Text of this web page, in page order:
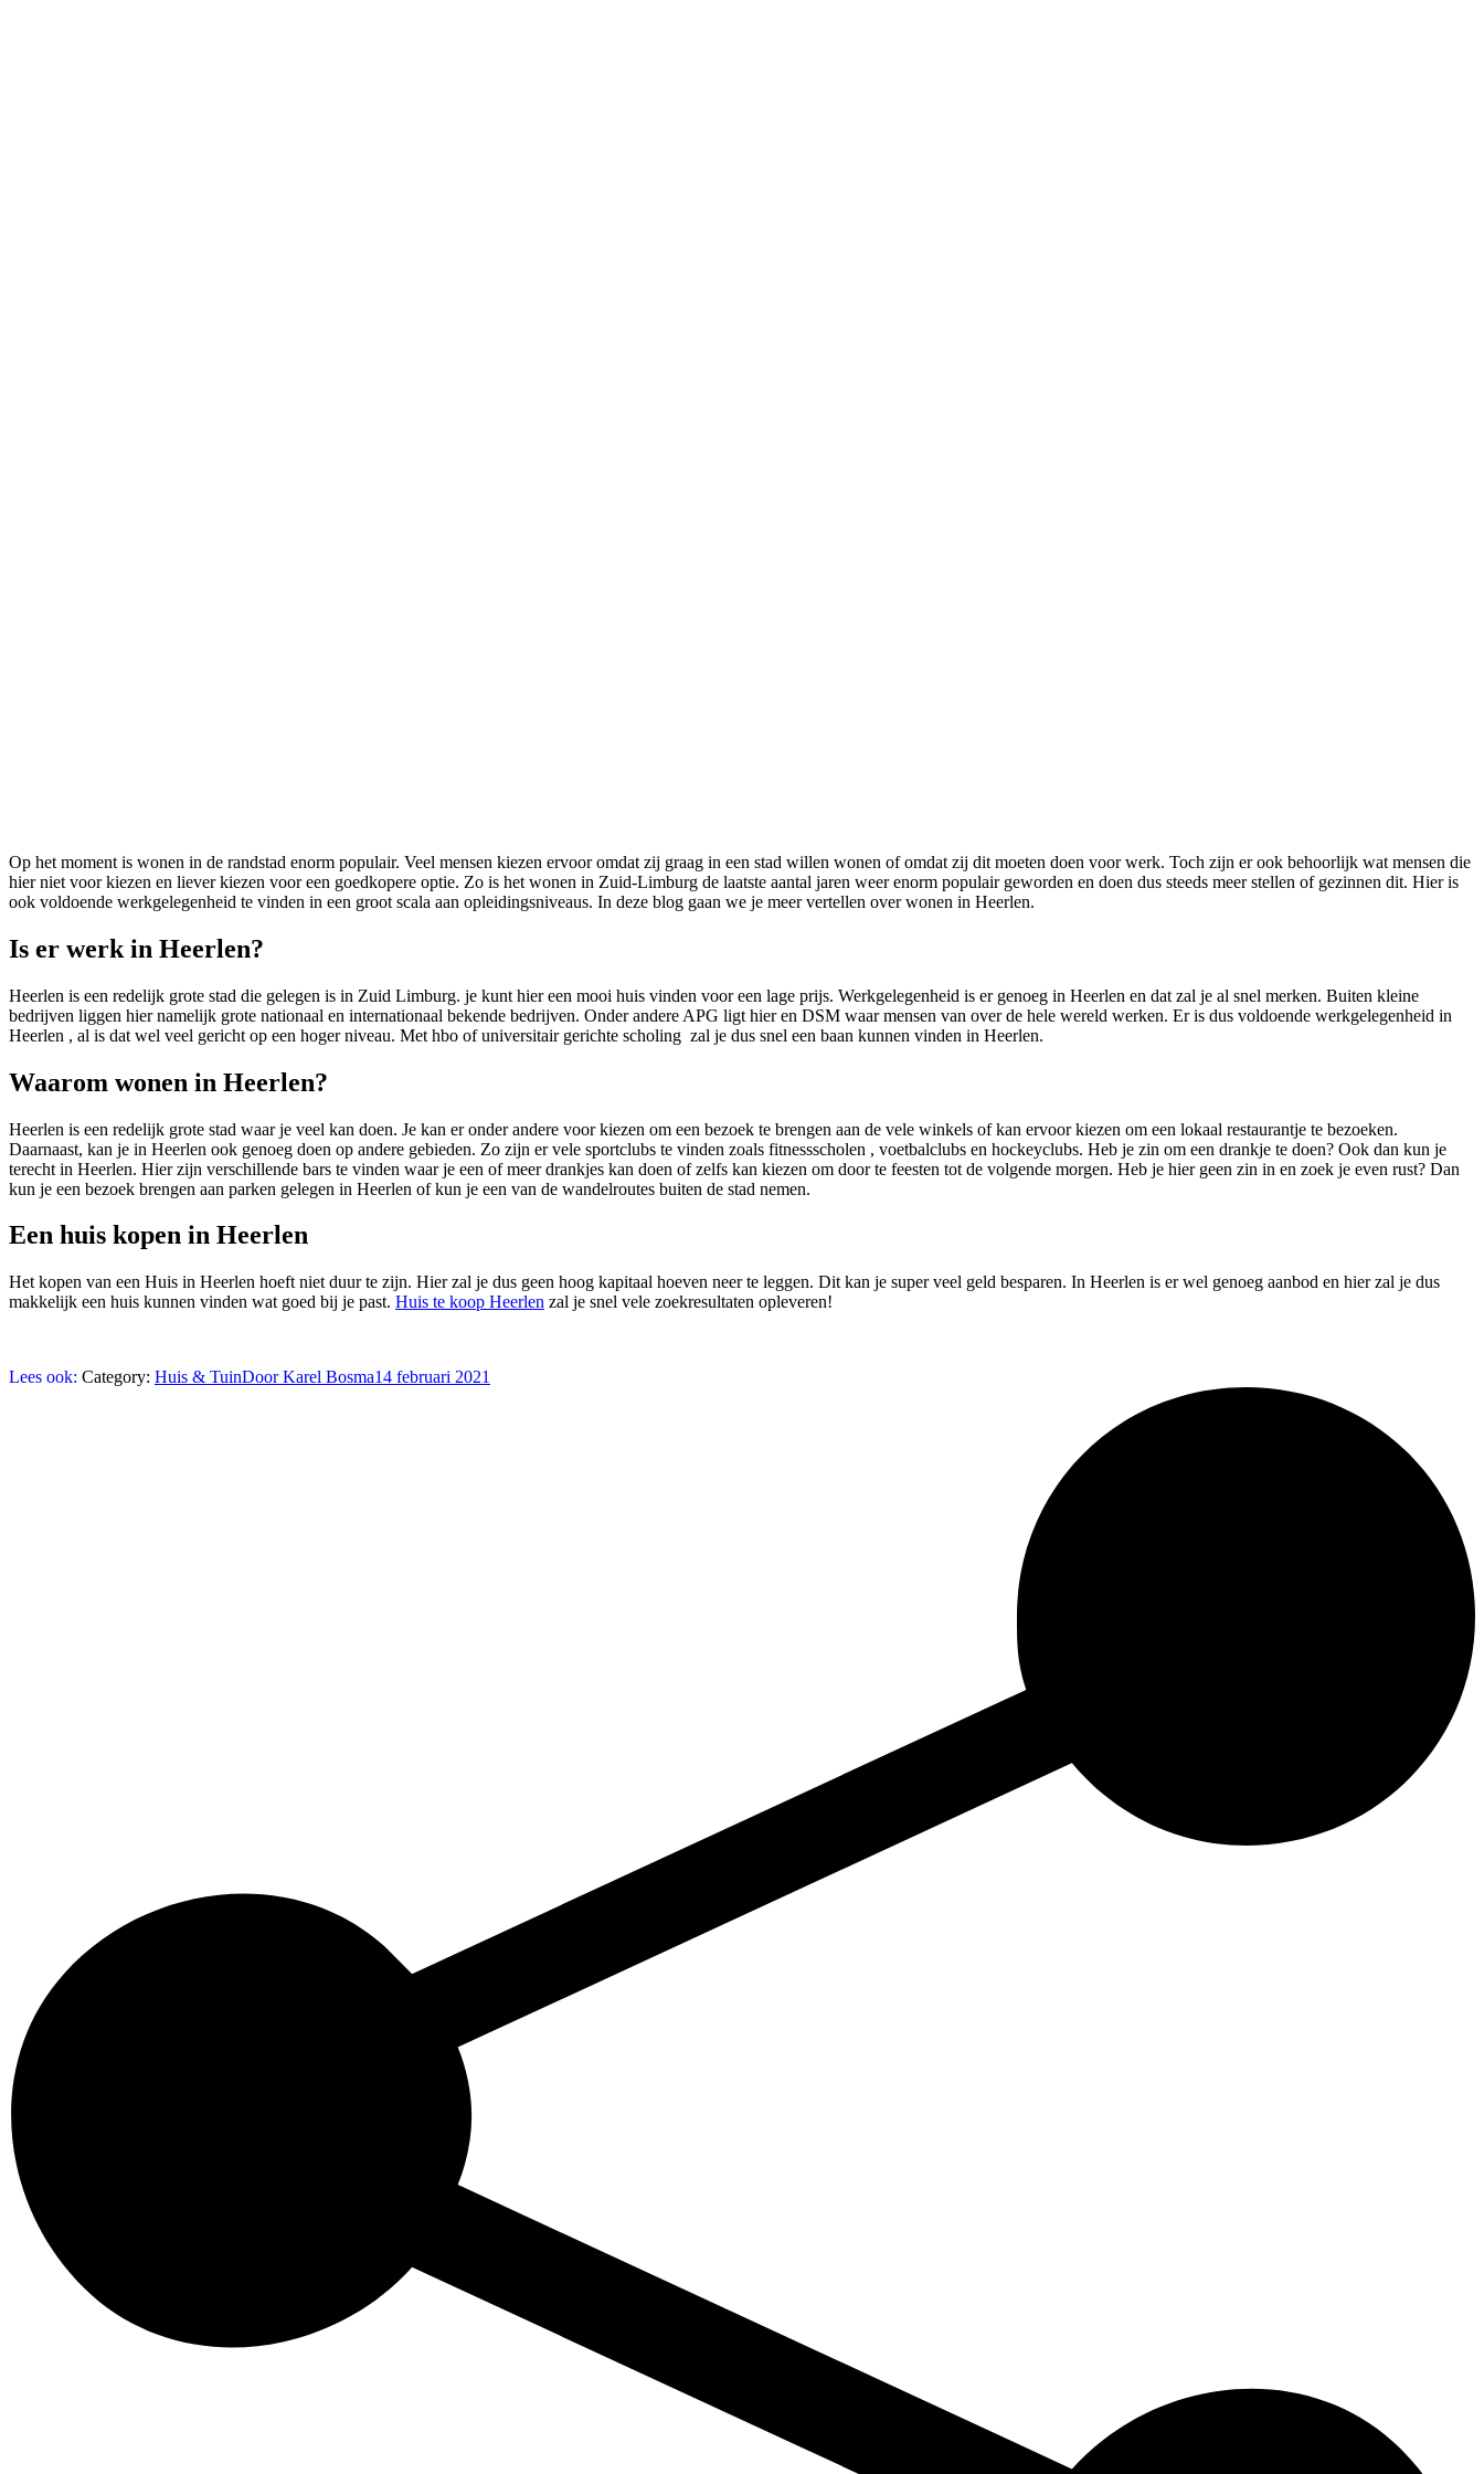
Op het moment is wonen in de randstad enorm populair. Veel mensen kiezen ervoor omdat zij graag in een stad willen wonen of omdat zij dit moeten doen voor werk. Toch zijn er ook behoorlijk wat mensen die
hier niet voor kiezen en liever kiezen voor een goedkopere optie. Zo is het wonen in Zuid-Limburg de laatste aantal jaren weer enorm populair geworden en doen dus steeds meer stellen of gezinnen dit. Hier is
ook voldoende werkgelegenheid te vinden in een groot scala aan opleidingsniveaus. In deze blog gaan we je meer vertellen over wonen in Heerlen.
Is er werk in Heerlen?
Heerlen is een redelijk grote stad die gelegen is in Zuid Limburg. je kunt hier een mooi huis vinden voor een lage prijs. Werkgelegenheid is er genoeg in Heerlen en dat zal je al snel merken. Buiten kleine
bedrijven liggen hier namelijk grote nationaal en internationaal bekende bedrijven. Onder andere APG ligt hier en DSM waar mensen van over de hele wereld werken. Er is dus voldoende werkgelegenheid in
Heerlen , al is dat wel veel gericht op een hoger niveau. Met hbo of universitair gerichte scholing zal je dus snel een baan kunnen vinden in Heerlen.
Waarom wonen in Heerlen?
Heerlen is een redelijk grote stad waar je veel kan doen. Je kan er onder andere voor kiezen om een bezoek te brengen aan de vele winkels of kan ervoor kiezen om een lokaal restaurantje te bezoeken.
Daarnaast, kan je in Heerlen ook genoeg doen op andere gebieden. Zo zijn er vele sportclubs te vinden zoals fitnessscholen , voetbalclubs en hockeyclubs. Heb je zin om een drankje te doen? Ook dan kun je
terecht in Heerlen. Hier zijn verschillende bars te vinden waar je een of meer drankjes kan doen of zelfs kan kiezen om door te feesten tot de volgende morgen. Heb je hier geen zin in en zoek je even rust? Dan
kun je een bezoek brengen aan parken gelegen in Heerlen of kun je een van de wandelroutes buiten de stad nemen.
Een huis kopen in Heerlen
Het kopen van een Huis in Heerlen hoeft niet duur te zijn. Hier zal je dus geen hoog kapitaal hoeven neer te leggen. Dit kan je super veel geld besparen. In Heerlen is er wel genoeg aanbod en hier zal je dus
makkelijk een huis kunnen vinden wat goed bij je past. Huis te koop Heerlen zal je snel vele zoekresultaten opleveren!
Lees ook: Category: Huis & TuinDoorKarel Bosma14 februari 2021